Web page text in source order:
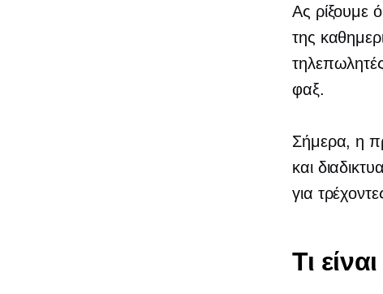
Ας ρίξουμε
της
φαξ.
Σήμερα, η
και
για
Τι